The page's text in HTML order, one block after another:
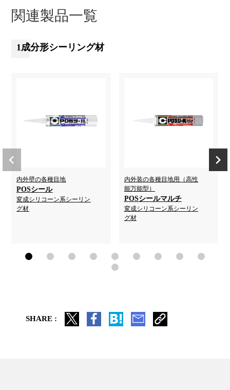
関連製品一覧
1成分形シーリング材
内外壁の各種目地
POSシール
変成シリコーン系シーリン
グ材
内外装の各種目地用（高性
能万能型）
POSシールマルチ
変成シリコーン系シーリン
グ材
SHARE :